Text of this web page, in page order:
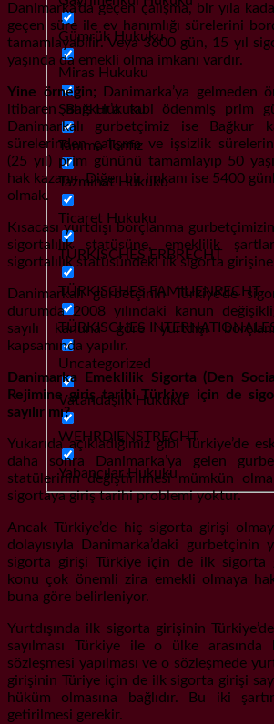
Gümrük Hukuku
Miras Hukuku
Şahıs Hukuku
Tanıma Tenfiz
Tazminat Hukuku
Ticaret Hukuku
TÜRKISCHES ERBRECHT
TÜRKISCHES FAMILIENRECHT
TÜRKISCHES
Uncategorized
Vatandaşlık Hukuku
WEHRDIENSTRECHT
Yabancılar Hukuku
Danimarka’da geçen çalışma, bir yıla
geçen süre ile ev hanımlığı sürelerini
tamamlayabilir. Veya 3600 gün, 15 yıl
yaşında da emekli olma imkanı vardır.
Yine örneğin; Danimarka’ya gelmeden
itibaren Bağkur’a tabi ödenmiş prim
Danimarkalı gurbetçimiz ise Bağkur
sürelerinden çalışma ve işsizlik
(25 yıl) prim gününü tamamlayıp 50
hak kazanır. Diğer bir imkanı ise 5400
olmak.
Kısacası yurtdışı borçlanma
sigortalılık statüsüne, emeklilik
sigortalılık statüsündeki ilk sigorta
Danimarkalı gurbetçinin Türkiye’de
durumda 2008 yılındaki kanun
sayılı kanuna göre yurtdışı
kapsamında yapılır.
Danimarka Emeklilik Sigorta (Den
Rejimine giriş tarihi Türkiye için de
sayılır mı?
Yukarıda açıkladığımız gibi Türkiye’de
daha sonra Danimarka’ya gelen
statülerinin değiştirilmesi mümkün
sigortaya giriş tarihi problemi yoktur.
Ancak Türkiye’de hiç sigorta girişi
dolayısıyla Danimarka’daki gurbetçinin
sigorta girişi Türkiye için de ilk sigorta
konu çok önemli zira emekli olmaya
buna göre belirleniyor.
Yurtdışında ilk sigorta girişinin
sayılması Türkiye ile o ülke
sözleşmesi yapılması ve o sözleşmede
girişinin Türiye için de ilk sigorta girişi
hüküm olmasına bağlıdır. Bu iki
getirilmesi gerekir.